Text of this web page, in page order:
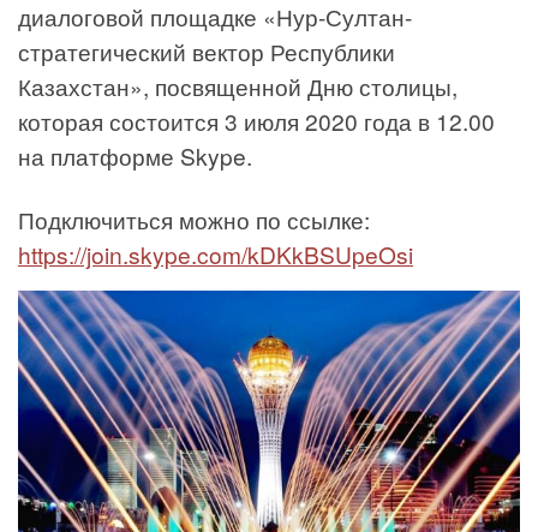
диалоговой площадке «Нур-Султан-
стратегический вектор Республики
Казахстан», посвященной Дню столицы,
которая состоится 3 июля 2020 года в 12.00
на платформе Skype.
Подключиться можно по ссылке:
https://join.skype.com/kDKkBSUpeOsi